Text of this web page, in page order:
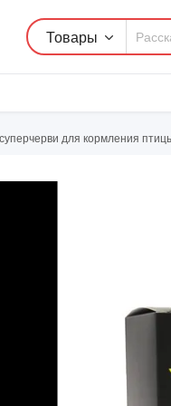
Товары
для кормления